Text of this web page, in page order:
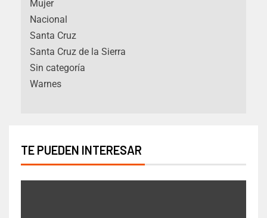
Mujer
Nacional
Santa Cruz
Santa Cruz de la Sierra
Sin categoría
Warnes
TE PUEDEN INTERESAR